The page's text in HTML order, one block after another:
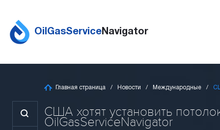
OilGasServiceNavigator
Главная страница Новости Международные
США хотят установить
OilGasServiceNavigator